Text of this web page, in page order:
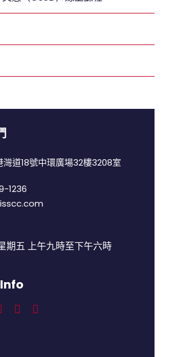
灣道18號中環廣場32樓3208室
1236
期五 上午九時至下午六時